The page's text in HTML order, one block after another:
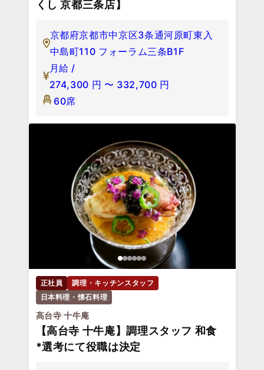
くし 京都三条店】
京都府京都市中京区3条通河原町東入
中島町110 フォーラム三条B1F
月給 /
274,300 円 〜 332,700 円
60席
正社員
調理・キッチンスタッフ
日本料理・懐石料理
高台寺 十牛庵
【高台寺 十牛庵】調理スタッフ 和食
*選考にて役職は決定